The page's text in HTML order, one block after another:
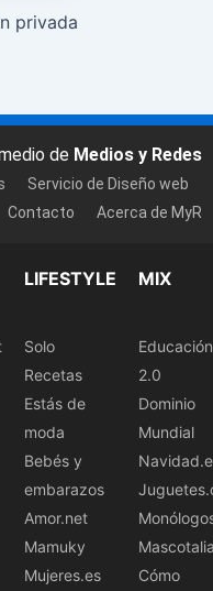
privada
de Medios y Redes
Servicio de Diseño web
Contacto
Acerca de MyR
LIFESTYLE
Solo
Recetas
Estás de
moda
Bebés y
embarazos
Amor.net
Mamuky
Mujeres.es
MIX
Educación
2.0
Dominio
Mundial
Cómo